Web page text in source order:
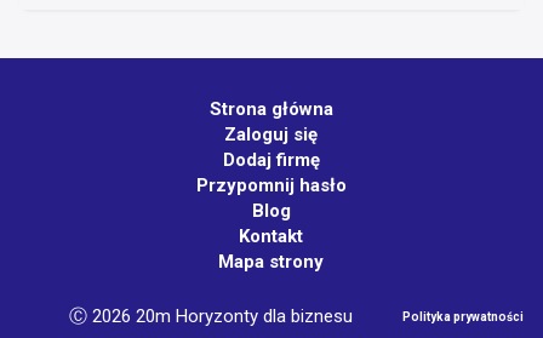
Strona główna
Zaloguj się
Dodaj firmę
Przypomnij hasło
Blog
Kontakt
Mapa strony
Ⓒ 2026 20m Horyzonty dla biznesu Polityka prywatności